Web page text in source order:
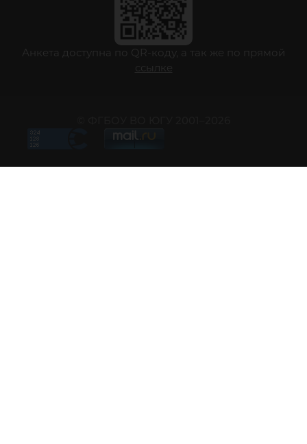
Анкета доступна по QR-коду, а так же по прямой
ссылке